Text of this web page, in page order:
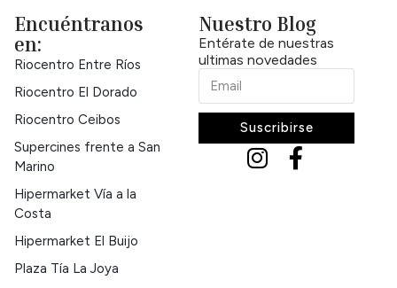
Encuéntranos
en:
Riocentro Entre Ríos
Riocentro El Dorado
Riocentro Ceibos
Supercines frente a San
Marino
Hipermarket Vía a la
Costa
Hipermarket El Buijo
Plaza Tía La Joya
Nuestro Blog
Entérate de nuestras
ultimas novedades
Suscribirse